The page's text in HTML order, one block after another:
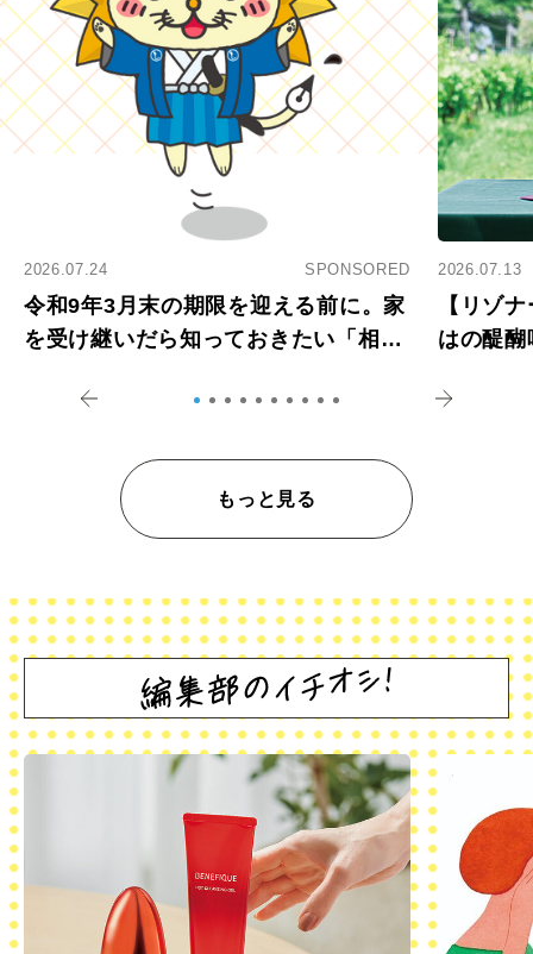
2026.07.24 SPONSORED
令和9年3月末の期限を迎える前に。家
を受け継いだら知っておきたい「相続
2026.07.13
【リゾ
はの醍
もっと見る